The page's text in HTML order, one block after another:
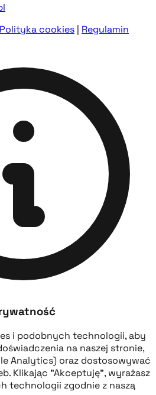
Polityka cookies | Regulamin
i podobnych technologii, aby
na naszej stronie,
Analytics) oraz dostosowywać
Klikając "Akceptuję", wyrażasz
technologii zgodnie z naszą